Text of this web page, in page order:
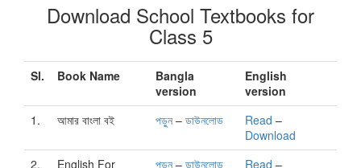
Download School Textbooks for
Class 5
Sl. Book Name
Bangla
version
English
version
1.
আমার বাংলা বই পড়ুন– ডাউনলোড Read –
Download
2.
English For
পড়ুন– ডাউনলোড Read –